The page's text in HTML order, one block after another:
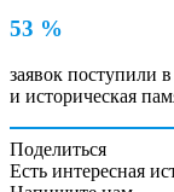
53 %
заявок поступили
и историческая
Поделиться
Есть интересная